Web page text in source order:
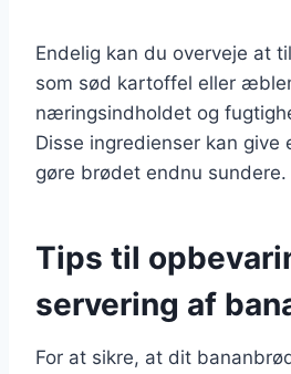
Endelig kan du overveje at
som sød kartoffel eller
næringsindholdet og
Disse ingredienser kan give
gøre brødet endnu sundere.
Tips til
servering af
For at sikre, at dit